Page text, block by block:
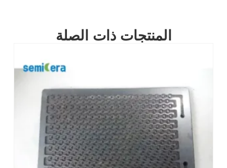
المنتجات ذات الصلة